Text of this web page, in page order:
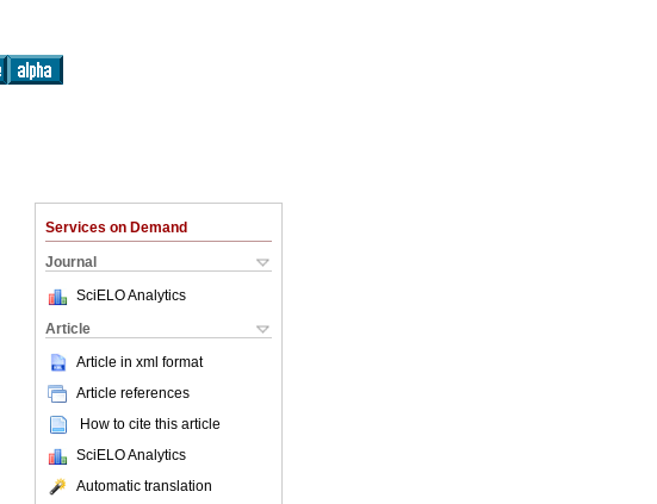
Services on Demand
Journal
SciELO Analytics
Article
Article in xml format
Article references
How to cite this article
SciELO Analytics
Automatic translation